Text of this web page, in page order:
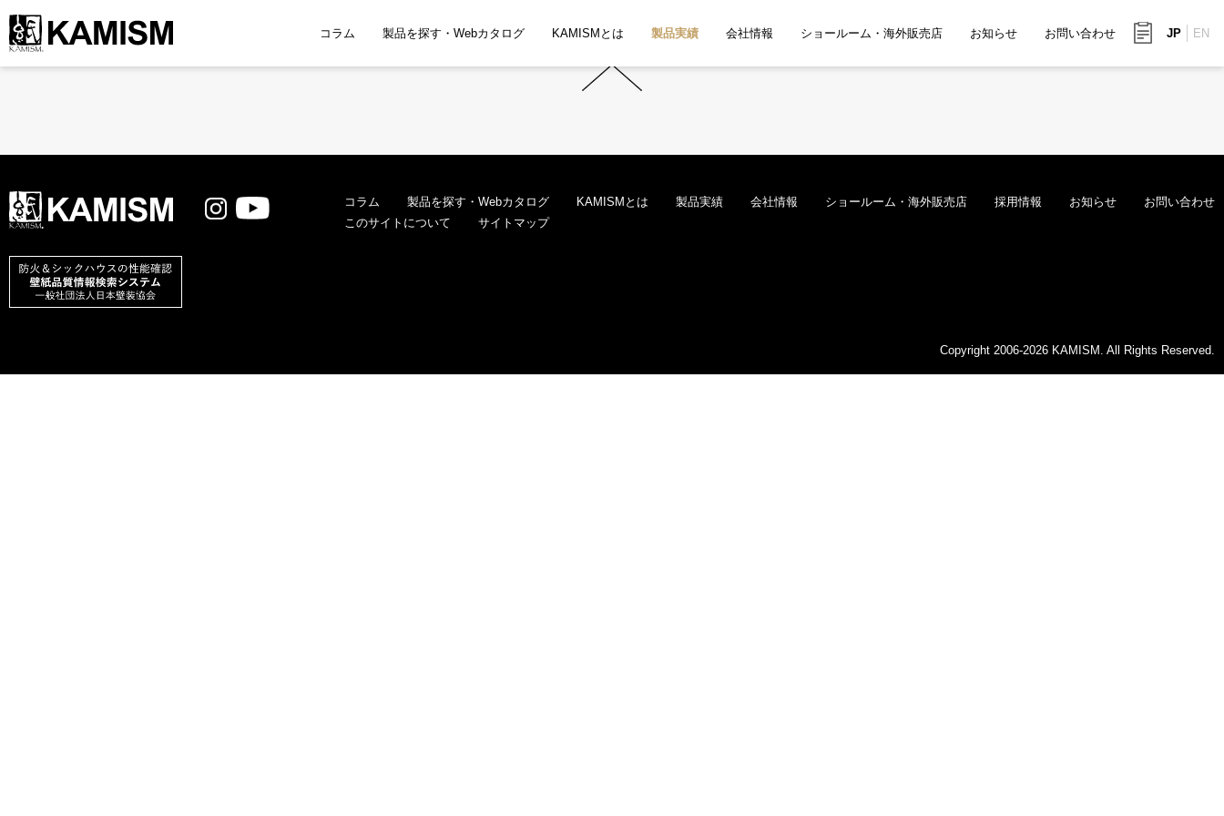
コラム 製品を探す・Webカタログ KAMISMとは 製品実績 会社情報 ショールーム・海外販売店 お知らせ お問い合わせ JP EN
コラム 製品を探す・Webカタログ KAMISMとは 製品実績 会社情報 ショールーム・海外販売店 採用情報 お知らせ
お問い合わせ
このサイトについて
サイトマップ
Copyright 2006-2026 KAMISM. All Rights Reserved.